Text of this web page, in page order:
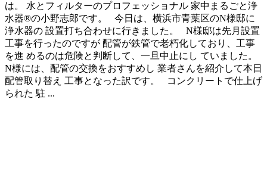
は。 水とフィルターのプロフェッショナル 家中まるごと浄
水器®の小野志郎です。 今日は、横浜市青葉区のN様邸に
浄水器の 設置打ち合わせに行きました。 N様邸は先月設置
工事を行ったのですが 配管が鉄管で老朽化しており、工事
を進 めるのは危険と判断して、一旦中止にし ていました。
N様には、配管の交換をおすすめし 業者さんを紹介して本日
配管取り替え 工事となった訳です。 コンクリートで仕上げ
られた 駐 ...